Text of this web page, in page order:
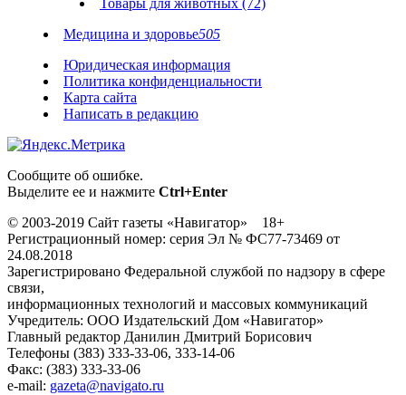
Товары для животных (72)
Медицина и здоровье505
Юридическая информация
Политика конфиденциальности
Карта сайта
Написать в редакцию
Сообщите об ошибке.
Выделите ее и нажмите Ctrl+Enter
© 2003-2019 Сайт газеты «Навигатор» 18+
Регистрационный номер: серия Эл № ФС77-73469 от
24.08.2018
Зарегистрировано Федеральной службой по надзору в сфере
связи,
информационных технологий и массовых коммуникаций
Учредитель: ООО Издательский Дом «Навигатор»
Главный редактор Данилин Дмитрий Борисович
Телефоны (383) 333-33-06, 333-14-06
Факс: (383) 333-33-06
e-mail: gazeta@navigato.ru